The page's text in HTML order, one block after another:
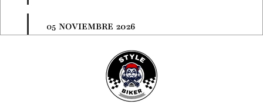
05 NOVIEMBRE 2026
NOVIEMBRE 2026